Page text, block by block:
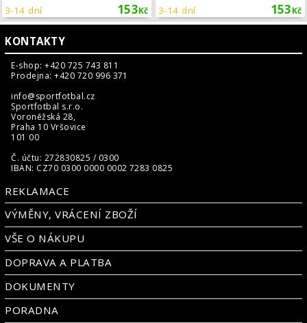
153Kč
3-14 dní 153Kč
3-14 dní
KONTAKTY
E-shop: +420 725 743 811
Prodejna: +420 720 996 371
info@sportfotbal.cz
Sportfotbal s.r.o.
Voroněžská 28,
Praha 10 Vršovice
101 00
Č. účtu: 272830825 / 0300
IBAN: CZ70 0300 0000 0002 7283 0825
REKLAMACE
VÝMĚNY, VRÁCENÍ ZBOŽÍ
VŠE O NÁKUPU
DOPRAVA A PLATBA
DOKUMENTY
PORADNA